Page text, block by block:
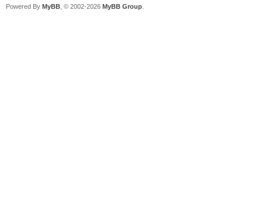
Powered By MyBB , © 2002-2026 MyBB Group